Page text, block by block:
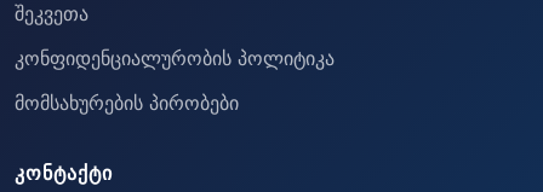
შეკვეთა
კონფიდენციალურობის პოლიტიკა
მომსახურების პირობები
ᲙᲝᲜᲢᲐᲥᲢᲘ